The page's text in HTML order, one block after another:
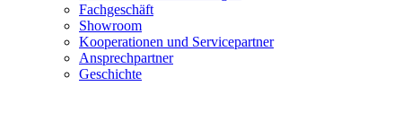
Fachgeschäft
Showroom
Kooperationen und Servicepartner
Ansprechpartner
Geschichte